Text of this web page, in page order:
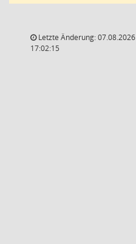
Letzte Änderung: 07.08.2026
17:02:15